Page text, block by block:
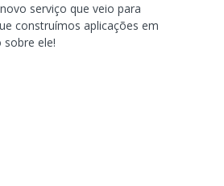
serviço que veio para
construímos aplicações em
ele!